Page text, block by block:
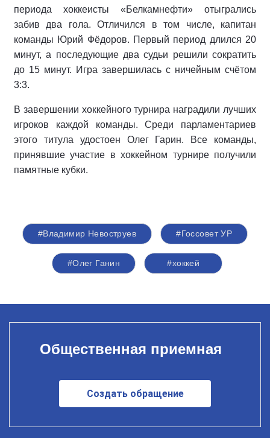
периода хоккеисты «Белкамнефти» отыгрались
забив два гола. Отличился в том числе, капитан
команды Юрий Фёдоров. Первый период длился 20
минут, а последующие два судьи решили сократить
до 15 минут. Игра завершилась с ничейным счётом
3:3.
В завершении хоккейного турнира наградили лучших
игроков каждой команды. Среди парламентариев
этого титула удостоен Олег Гарин. Все команды,
принявшие участие в хоккейном турнире получили
памятные кубки.
#Владимир Невоструев #Госсовет УР
#Олег Ганин #хоккей
Общественная приемная
Создать обращение